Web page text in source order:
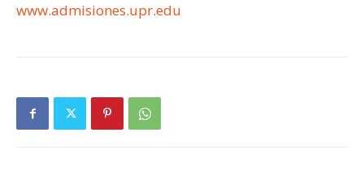
www.admisiones.upr.edu